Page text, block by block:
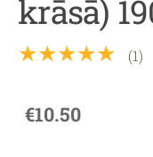
krāsā)
★★★★★ (1)
€10.50